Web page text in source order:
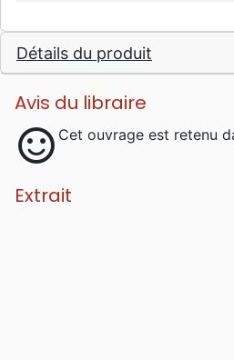
Détails du produit
Avis du libraire
sentiment_satisfied Cet ouvrage est retenu
Extrait